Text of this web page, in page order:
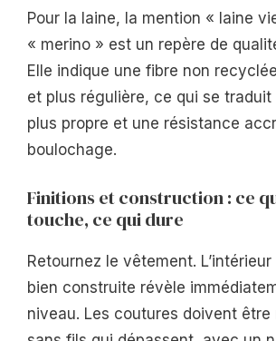
Pour la laine, la mention « laine
« merino » est un repère de
Elle indique une fibre non
et plus régulière, ce qui se traduit
plus propre et une résistance
boulochage.
Finitions et construction : ce
touche, ce qui dure
Retournez le vêtement. L’intérieur
bien construite révèle
niveau. Les coutures doivent être